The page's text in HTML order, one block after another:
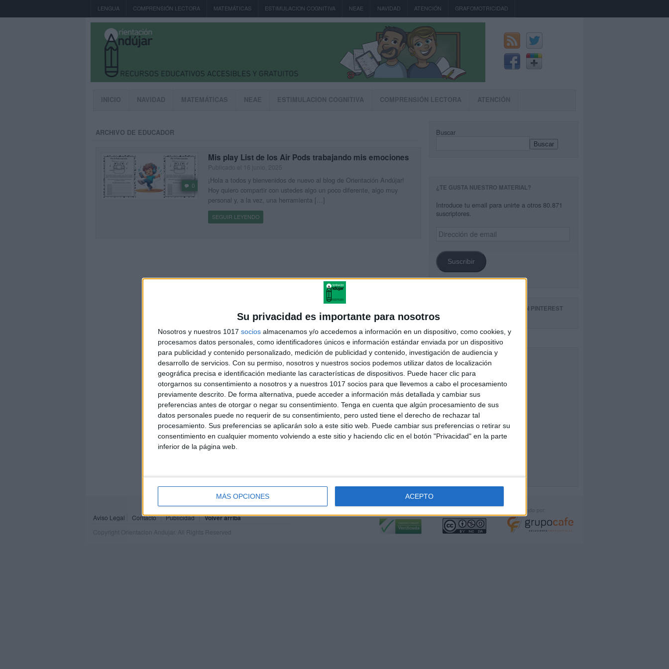
Su privacidad es importante para nosotros
Nosotros y nuestros 1017 socios almacenamos y/o accedemos a información en un dispositivo, como cookies, y
procesamos datos personales, como identificadores únicos e información estándar enviada por un dispositivo
para publicidad y contenido personalizado, medición de publicidad y contenido, investigación de audiencia y
desarrollo de servicios. Con su permiso, nosotros y nuestros socios podemos utilizar datos de localización
geográfica precisa e identificación mediante las características de dispositivos. Puede hacer clic para
otorgarnos su consentimiento a nosotros y a nuestros 1017 socios para que llevemos a cabo el procesamiento
previamente descrito. De forma alternativa, puede acceder a información más detallada y cambiar sus
preferencias antes de otorgar o negar su consentimiento. Tenga en cuenta que algún procesamiento de sus
datos personales puede no requerir de su consentimiento, pero usted tiene el derecho de rechazar tal
procesamiento. Sus preferencias se aplicarán solo a este sitio web. Puede cambiar sus preferencias o retirar su
consentimiento en cualquier momento volviendo a este sitio y haciendo clic en el botón "Privacidad" en la parte
inferior de la página web.
MÁS OPCIONES ACEPTO
LENGUA COMPRENSIÓN LECTORA MATEMÁTICAS ESTIMULACION COGNITIVA NEAE NAVIDAD ATENCIÓN GRAFOMOTRICIDAD
INICIO NAVIDAD MATEMÁTICAS NEAE ESTIMULACION COGNITIVA COMPRENSIÓN LECTORA ATENCIÓN
ARCHIVO DE EDUCADOR
0
Mis play List de los Air Pods trabajando mis emociones
¡Hola a todos y bienvenidos de nuevo al blog de Orientación Andújar!
Hoy quiero compartir con ustedes algo un poco diferente, algo muy
personal y, a la vez, una herramienta […]
SEGUIR LEYENDO
Buscar
Buscar
¿TE GUSTA NUESTRO MATERIAL?
Introduce tu email para unirte a otros 80.871
suscriptores.
Dirección
de
Suscribir
SIGUE NUESTROS TABLEROS EN PINTEREST
Aviso Legal Contacto Publicidad Volver arriba
Copyright Orientacion Andujar. All Rights Reserved